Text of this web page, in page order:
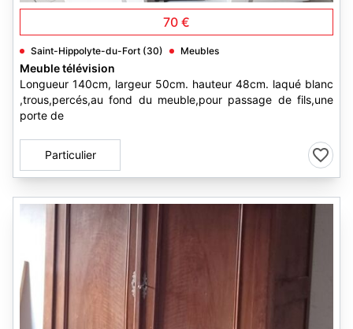
70 €
Saint-Hippolyte-du-Fort (30) Meubles
Meuble télévision
Longueur 140cm, largeur 50cm. hauteur 48cm. laqué blanc
,trous,percés,au fond du meuble,pour passage de fils,une
porte de
Particulier